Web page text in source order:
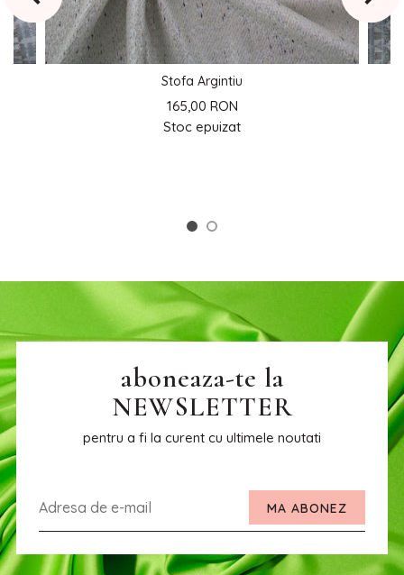
Stofa Argintiu
165,00 RON
Stoc epuizat
aboneaza-te la
NEWSLETTER
pentru a fi la curent cu ultimele noutati
MA ABONEZ